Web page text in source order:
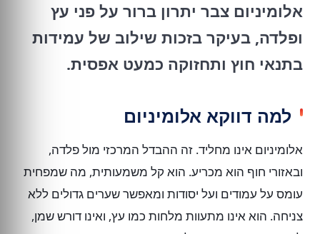
אלומיניום צבר יתרון ברור על פני עץ
ופלדה, בעיקר בזכות שילוב של עמידות
בתנאי חוץ ותחזוקה כמעט אפסית.
למה דווקא אלומיניום
אלומיניום אינו מחליד. זה ההבדל המרכזי מול פלדה,
ובאזורי חוף הוא מכריע. הוא קל משמעותית, מה שמפחית
עומס על עמודים ועל יסודות ומאפשר שערים גדולים ללא
צניחה. הוא אינו מתעוות מלחות כמו עץ, ואינו דורש שמן,